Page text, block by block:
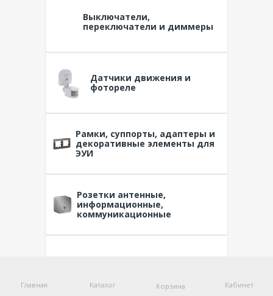
Выключатели,
переключатели и диммеры
Датчики движения и
фотореле
Рамки, суппорты, адаптеры и
декоративные элементы для
ЭУИ
Розетки антенные,
информационные,
коммуникационные
Главная Каталог Корзина Кабинет